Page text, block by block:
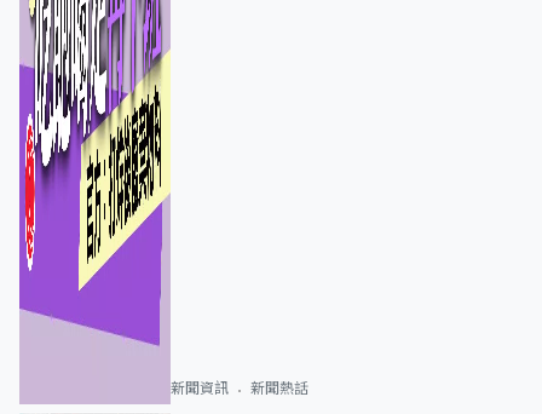
新聞資訊 新聞熱話